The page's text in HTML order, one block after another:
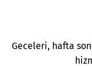
Geceleri, hafta